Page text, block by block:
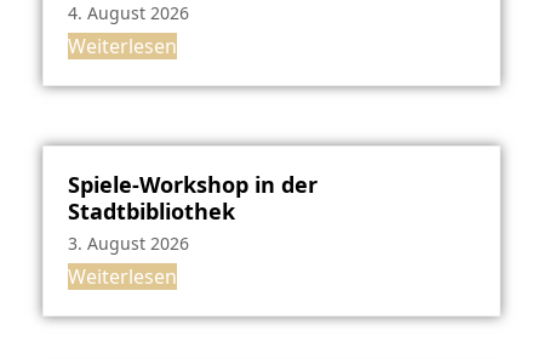
4. August 2026
Weiterlesen
Spiele-Workshop in der
Stadtbibliothek
3. August 2026
Weiterlesen